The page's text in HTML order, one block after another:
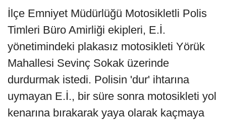
İlçe Emniyet Müdürlüğü Motosikletli Polis
Timleri Büro Amirliği ekipleri, E.İ.
yönetimindeki plakasız motosikleti Yörük
Mahallesi Sevinç Sokak üzerinde
durdurmak istedi. Polisin 'dur' ihtarına
uymayan E.İ., bir süre sonra motosikleti yol
kenarına bırakarak yaya olarak kaçmaya